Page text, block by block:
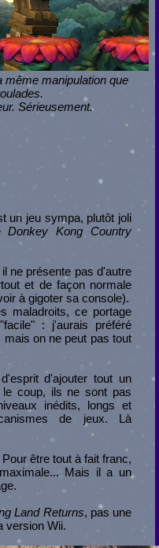
manipulation que
Sérieusement.
un jeu sympa, plutôt joli
Donkey Kong Country
ne présente pas d'autre
et de façon normale
à gigoter sa console).
maladroits, ce portage
: j'aurais préféré
mais on ne peut pas tout
d'ajouter tout un
coup, ils ne sont pas
inédits, longs et
de jeux. Là
être tout à fait franc,
Mais il a un
Land Returns, pas une
version Wii.